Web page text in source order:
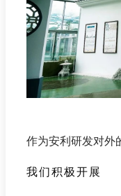
作为安利研发对外
我们积极开展